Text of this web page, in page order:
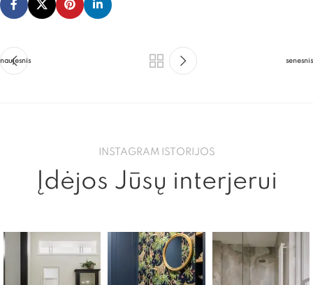
naujesnis senesnis
INSTAGRAM ISTORIJOS
Įdėjos Jūsų interjerui